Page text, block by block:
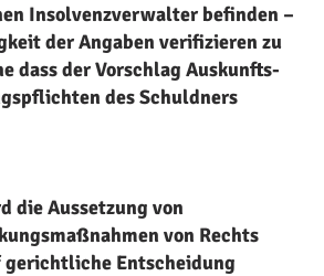
Insolvenzverwalter befinden –
der Angaben verifizieren zu
dass der Vorschlag Auskunfts-
des Schuldners
die Aussetzung von
von Rechts
gerichtliche Entscheidung